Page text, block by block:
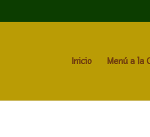
Inicio Menú a la